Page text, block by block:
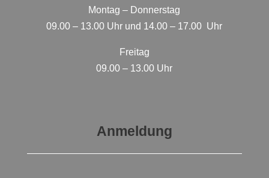
Montag – Donnerstag
09.00 – 13.00 Uhr und 14.00 – 17.00 Uhr
Freitag
09.00 – 13.00 Uhr
Anmeldung